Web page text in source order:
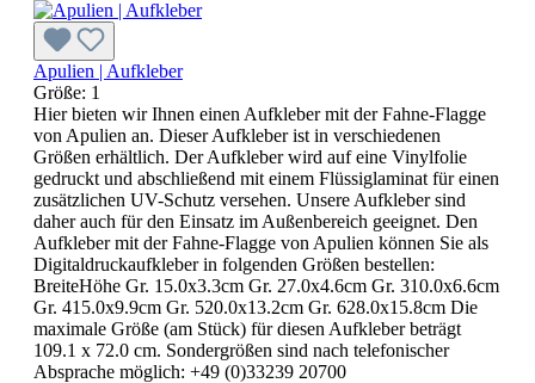
Apulien | Aufkleber
Größe: 1
Hier bieten wir Ihnen einen Aufkleber mit der Fahne-Flagge
von Apulien an. Dieser Aufkleber ist in verschiedenen
Größen erhältlich. Der Aufkleber wird auf eine Vinylfolie
gedruckt und abschließend mit einem Flüssiglaminat für einen
zusätzlichen UV-Schutz versehen. Unsere Aufkleber sind
daher auch für den Einsatz im Außenbereich geeignet. Den
Aufkleber mit der Fahne-Flagge von Apulien können Sie als
Digitaldruckaufkleber in folgenden Größen bestellen:
BreiteHöhe Gr. 15.0x3.3cm Gr. 27.0x4.6cm Gr. 310.0x6.6cm
Gr. 415.0x9.9cm Gr. 520.0x13.2cm Gr. 628.0x15.8cm Die
maximale Größe (am Stück) für diesen Aufkleber beträgt
109.1 x 72.0 cm. Sondergrößen sind nach telefonischer
Absprache möglich: +49 (0)33239 20700